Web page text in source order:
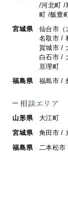
/河北町 /
町 /飯豊
宮城県
仙台市
名取市 /
賀城市 /
白石市 /
亘理町
福島県
福島市 /
相談エリア
山形県
大江町
宮城県
角田市 /
福島県
二本松